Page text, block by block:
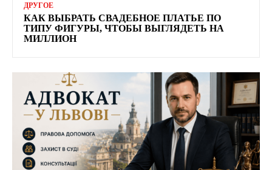
ДРУГОЕ
КАК ВЫБРАТЬ СВАДЕБНОЕ ПЛАТЬЕ ПО
ТИПУ ФИГУРЫ, ЧТОБЫ ВЫГЛЯДЕТЬ НА
МИЛЛИОН